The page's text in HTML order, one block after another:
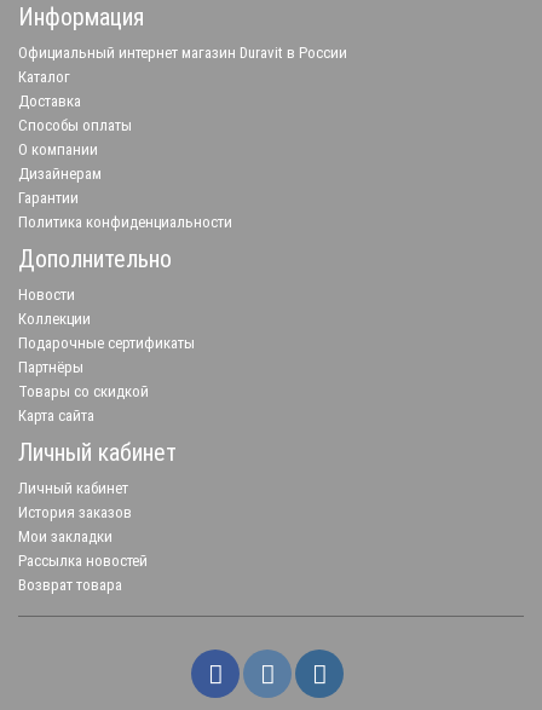
Информация
Официальный интернет магазин Duravit в России
Каталог
Доставка
Способы оплаты
О компании
Дизайнерам
Гарантии
Политика конфиденциальности
Дополнительно
Новости
Коллекции
Подарочные сертификаты
Партнёры
Товары со скидкой
Карта сайта
Личный кабинет
Личный кабинет
История заказов
Мои закладки
Рассылка новостей
Возврат товара